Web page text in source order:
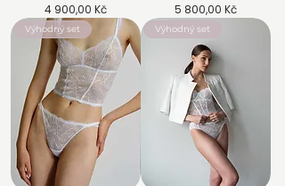
Cena
4 900,00 Kč
Cena
5 800,00 Kč
Výhodný set Výhodný set